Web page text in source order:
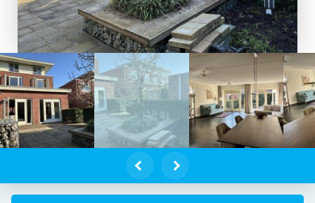
6, 1187 WT – Foto
- Amstelveen – Renate